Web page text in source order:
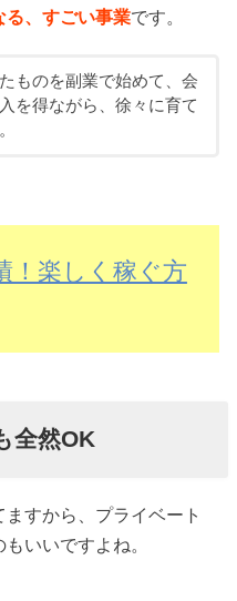
る、すごい事業です。
ものを副業で始めて、会
を得ながら、徐々に育て
！楽しく稼ぐ方
全然OK
すから、プライベート
いいですよね。